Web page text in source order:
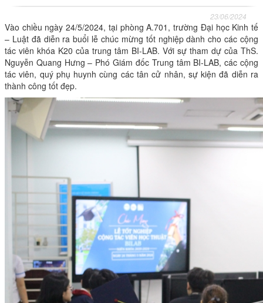
23/06/2024
Vào chiều ngày 24/5/2024, tại phòng A.701, trường Đại học Kinh tế
– Luật đã diễn ra buổi lễ chúc mừng tốt nghiệp dành cho các cộng
tác viên khóa K20 của trung tâm BI-LAB. Với sự tham dự của ThS.
Nguyễn Quang Hưng – Phó Giám đốc Trung tâm BI-LAB, các cộng
tác viên, quý phụ huynh cùng các tân cử nhân, sự kiện đã diễn ra
thành công tốt đẹp.